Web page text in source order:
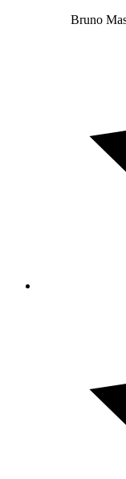
Bruno